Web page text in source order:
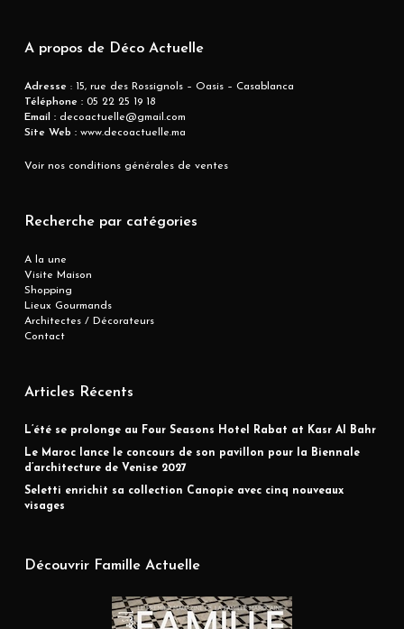
A propos de Déco Actuelle
Adresse : 15, rue des Rossignols – Oasis – Casablanca
Téléphone :05 22 25 19 18
Email :decoactuelle@gmail.com
Site Web :www.decoactuelle.ma
Voir nos conditions générales de ventes
Recherche par catégories
A la une
Visite Maison
Shopping
Lieux Gourmands
Architectes / Décorateurs
Contact
Articles Récents
L’été se prolonge au Four Seasons Hotel Rabat at Kasr Al Bahr
Le Maroc lance le concours de son pavillon pour la Biennale
d’architecture de Venise 2027
Seletti enrichit sa collection Canopie avec cinq nouveaux
visages
Découvrir Famille Actuelle